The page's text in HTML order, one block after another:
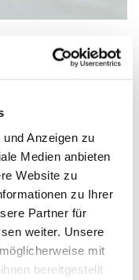
Anzeigen zu
Medien anbieten
Website zu
zu Ihrer
Partner für
weiter. Unsere
mit
bereitgestellt
2-4,
3395